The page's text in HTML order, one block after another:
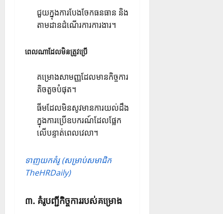
ជួយក្នុងការបែងចែកធនធាន និង
តាមដានដំណើរការការងារ។
ពេលណាដែលមិនត្រូវប្រើ
គម្រោងសាមញ្ញដែលមានកិច្ចការ
តិចតួចបំផុត។
ធីមដែល​មិនសូវមានការយល់ដឹង
ក្នុង​ការ​ប្រើ​ឧបករណ៍​ដែល​ផ្អែក​
លើ​បន្ទាត់​ពេលវេលា។
ទាញយកគំរូ (សម្រាប់សមាជិក
TheHRDaily)
៣. គំរូបញ្ជីកិច្ចការរបស់គម្រោង